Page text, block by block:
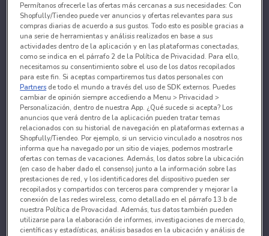
Permítanos ofrecerle las ofertas más cercanas a sus necesidades: Con
Shopfully/Tiendeo puede ver anuncios y ofertas relevantes para sus
compras diarias de acuerdo a sus gustos. Todo esto es posible gracias a
una serie de herramientas y análisis realizados en base a sus
actividades dentro de la aplicación y en las plataformas conectadas,
como se indica en el párrafo 2 de la Política de Privacidad. Para ello,
necesitamos su consentimiento sobre el uso de los datos recopilados
para este fin. Si aceptas compartiremos tus datos personales con
Partners de todo el mundo a través del uso de SDK externos. Puedes
cambiar de opinión siempre accediendo a Menu > Privacidad >
Personalización, dentro de nuestra App. ¿Qué sucede si acepta? Los
anuncios que verá dentro de la aplicación pueden tratar temas
relacionados con su historial de navegación en plataformas externas a
Shopfully/Tiendeo. Por ejemplo, si un servicio vinculado a nosotros nos
informa que ha navegado por un sitio de viajes, podemos mostrarle
ofertas con temas de vacaciones. Además, los datos sobre la ubicación
(en caso de haber dado el consenso) junto a la información sobre las
prestaciones de red, y los identificadores del dispositivo pueden ser
recopilados y compartidos con terceros para comprender y mejorar la
conexión de las redes wireless, como detallado en el párrafo 13.b de
nuestra Política de Provacidad. Además, tus datos también pueden
utilizarse para la elaboración de informes, investigaciones de mercado,
científicas y estadísticas, análisis basados en la ubicación y análisis de